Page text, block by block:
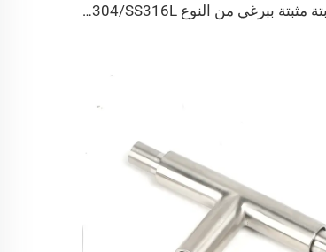
شفة فارغة ثابتة مثبتة ببرغي من النوع ISO-F، SS304/SS316L، مقاس ISO63-ISO630، تركيب فراغ من الفولاذ المقاوم للصدأ NW63/NW630، شفاه فراغ عالية الجودة